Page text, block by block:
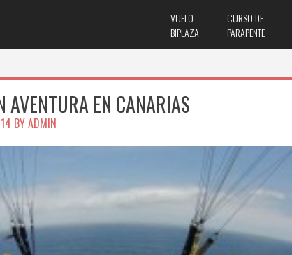
VUELO
BIPLAZA
CURSO DE
PARAPENTE
AVENTURA EN CANARIAS
BYADMIN